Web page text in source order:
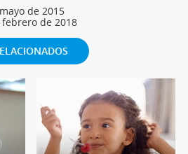
de 2015
de 2018